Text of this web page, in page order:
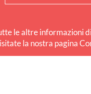
le altre informazioni
la nostra pagina